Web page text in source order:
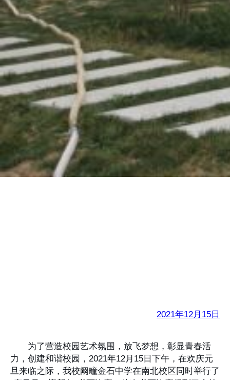
2021年12月15日
为了营造校园艺术氛围，放飞梦想，彰显青春活
力，创建和谐校园，2021年12月15日下午，在欢庆元
旦来临之际，我校阚疃金石中学在南北校区同时举行了